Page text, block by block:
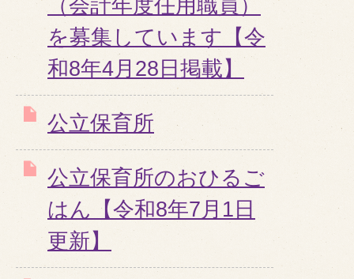
を募集しています【令
和8年4月28日掲載】
公立保育所
公立保育所のおひるご
はん【令和8年7月1日
更新】